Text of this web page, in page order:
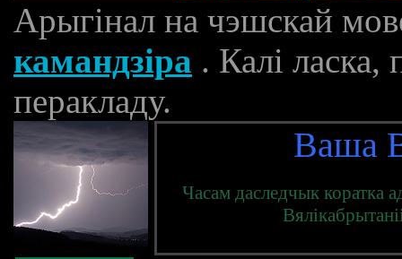
Арыгінал на чэшскай
камандзіра . Калі
перакладу.
Ваша
Часам даследчык коратка